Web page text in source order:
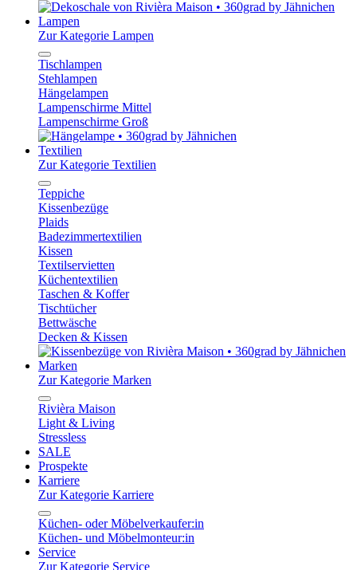
Lampen
Zur Kategorie Lampen
Tischlampen
Stehlampen
Hängelampen
Lampenschirme Mittel
Lampenschirme Groß
Textilien
Zur Kategorie Textilien
Teppiche
Kissenbezüge
Plaids
Badezimmertextilien
Kissen
Textilservietten
Küchentextilien
Taschen & Koffer
Tischtücher
Bettwäsche
Decken & Kissen
Marken
Zur Kategorie Marken
Rivièra Maison
Light & Living
Stressless
SALE
Prospekte
Karriere
Zur Kategorie Karriere
Küchen- oder Möbelverkaufer:in
Küchen- und Möbelmonteur:in
Service
Zur Kategorie Service